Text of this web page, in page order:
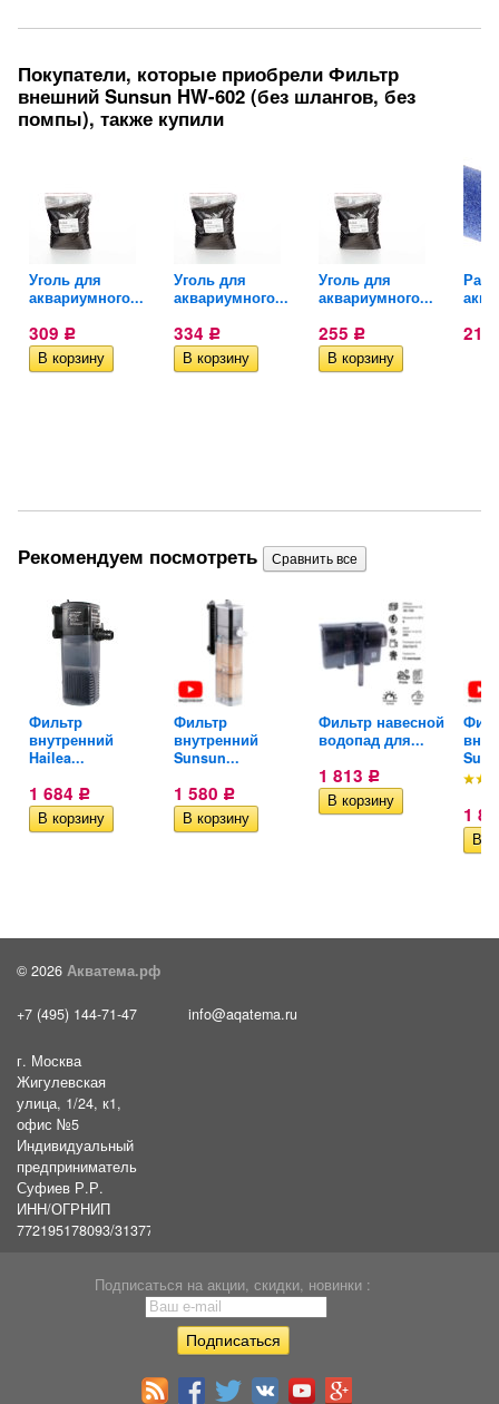
Покупатели, которые приобрели Фильтр
внешний Sunsun HW-602 (без шлангов, без
помпы), также купили
Уголь для
аквариумного...
309 Р
Уголь для
аквариумного...
334 Р
Уголь для
аквариумного...
255 Р 21
Рекомендуем посмотреть
Фильтр
внутренний
Hailea...
1 684 Р
Фильтр
внутренний
Sunsun...
1 580 Р
Фильтр навесной
водопад для...
1 813 Р
1
© 2026 Акватема.рф
+7 (495) 144-71-47 info@aqatema.ru
г. Москва
Жигулевская
улица, 1/24, к1,
офис №5
Индивидуальный
предприниматель
Суфиев Р.Р.
ИНН/ОГРНИП
772195178093/31377461610054
Подписаться на акции, скидки, новинки :